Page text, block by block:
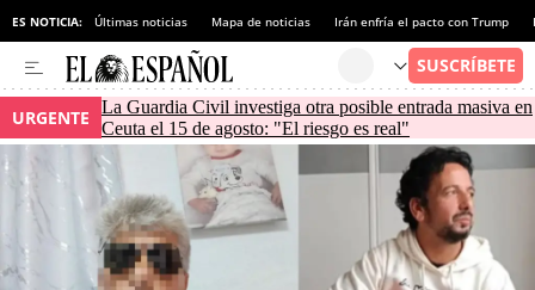
ES NOTICIA: Últimas noticias Mapa de noticias Irán enfría el pacto con Trump
URGENTE
La Guardia Civil investiga otra posible entrada masiva en
Ceuta el 15 de agosto: "El riesgo es real"